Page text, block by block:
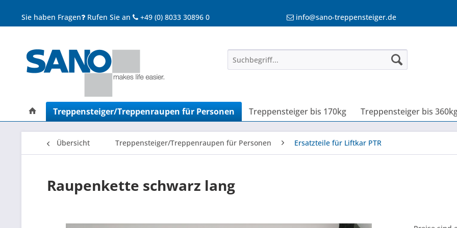
Sie haben Fragen Rufen Sie an +49 (0) 8033 30896 0 info@sano-treppensteiger.de
Treppensteiger/Treppenraupen für Personen Treppensteiger bis 170kg Treppensteiger bis
Übersicht Treppensteiger/Treppenraupen für Personen Ersatzteile für Liftkar PTR
Raupenkette schwarz lang